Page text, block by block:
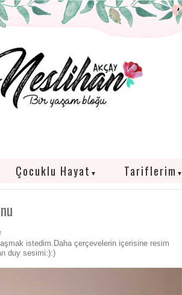
Çocuklu Hayat ▼ Tariflerim ▼
istedim.Daha çerçevelerin içerisine resim
duy sesimi:):)